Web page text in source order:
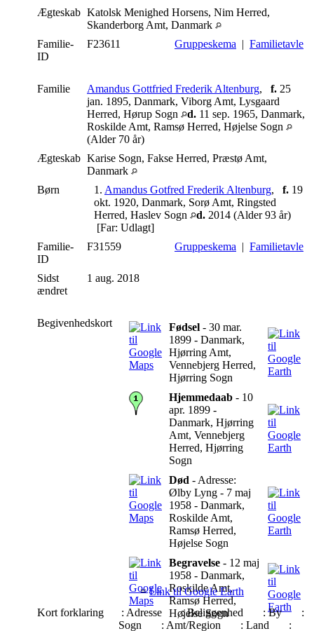
Ægteskab Katolsk Menighed Horsens, Nim Herred,
Skanderborg Amt, Danmark
Familie-
ID
F23611 Gruppeskema | Familietavle
Familie Amandus Gottfried Frederik Altenburg, f. 25
jan. 1895, Danmark, Viborg Amt, Lysgaard
Herred, Hørup Sogn
d. 11 sep. 1965, Danmark,
Roskilde Amt, Ramsø Herred, Højelse Sogn
(Alder 70 år)
Ægteskab Karise Sogn, Fakse Herred, Præstø Amt,
Danmark
Børn
1. Amandus Gotfred Frederik Altenburg, f. 19
okt. 1920, Danmark, Sorø Amt, Ringsted
Herred, Haslev Sogn
d. 2014 (Alder 93 år)
[Far: Udlagt]
Familie-
ID
F31559 Gruppeskema | Familietavle
Sidst
ændret
1 aug. 2018
Begivenhedskort Fødsel - 30 mar.
1899 - Danmark,
Hjørring Amt,
Vennebjerg Herred,
Hjørring Sogn
Hjemmedaab - 10
apr. 1899 -
Danmark, Hjørring
Amt, Vennebjerg
Herred, Hjørring
Sogn
Død - Adresse:
Ølby Lyng - 7 maj
1958 - Danmark,
Roskilde Amt,
Ramsø Herred,
Højelse Sogn
Begravelse - 12 maj
1958 - Danmark,
Roskilde Amt,
Ramsø Herred,
Højelse Sogn
=Link til Google Earth
Kort forklaring
: Adresse: Beliggenhed : By
:
Sogn
: Amt/Region : Land :